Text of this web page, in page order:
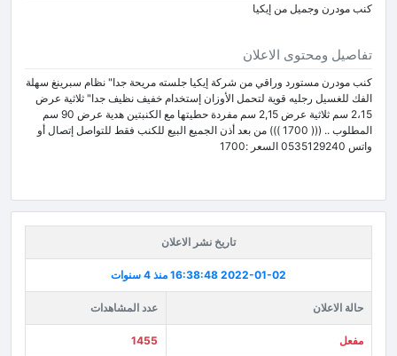
كنب مودرن وجميل من إيكيا
تفاصيل ومحتوى الاعلان
كنب مودرن مستورد وراقي من شركة إيكيا جلسته مريحة جدا" نظام سبرينغ سهلة
الفك للغسيل رجليه قوية لتحمل الأوزان إستخدام خفيف نظيف جدا" ثلاثية عرض
2،15 سم ثلاثية عرض 2,15 سم مفردة حطيتها مع الكنبتين هدية عرض 90 سم
المطلوب .. ((( 1700 ))) من بعد أذن الجميع البيع للكنب فقط للتواصل إتصال أو
واتس 0535129240 السعر :1700
تاريخ نشر الاعلان
2022-01-02 16:38:48 منذ 4 سنوات
حالة الاعلان عدد المشاهدات
مفعل 1455